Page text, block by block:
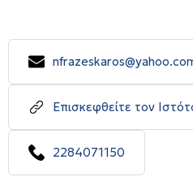
Επισκεφθείτε τον
2284071150